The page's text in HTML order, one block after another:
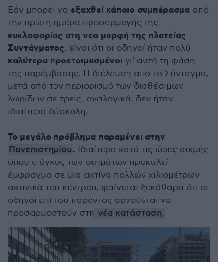
Εάν μπορεί να εξαχθεί κάποιο συμπέρασμα από
την πρώτη ημέρα προσαρμογής της
κυκλοφορίας στη νέα μορφή της πλατείας
Συντάγματος, είναι ότι οι οδηγοί ήταν πολύ
καλύτερα προετοιμασμένοι γι' αυτή τη φάση
της παρέμβασης. Η διέλευση από το Σύνταγμα,
μετά από τον περιορισμό των διαθέσιμων
λωρίδων σε τρεις, αναλογικά, δεν ήταν
ιδιαίτερα δύσκολη.
Το μεγάλο πρόβλημα παραμένει στην
Πανεπιστημίου . Ιδιαίτερα κατά τις ώρες αιχμής
όπου ο όγκος των οχημάτων προκαλεί
έμφραγμα σε μια ακτίνα πολλών χιλιομέτρων
ακτινικά του κέντρου, φαίνεται ξεκάθαρα ότι οι
οδηγοί επί του παρόντος αρνούνται να
προσαρμοστούν στη νέα κατάσταση.